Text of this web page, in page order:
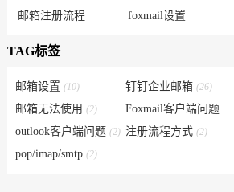
邮箱注册流程
foxmail设置
TAG标签
邮箱设置 (10) 钉钉企业邮箱 (26)
邮箱无法使用 (2)
outlook客户端问题 (2) 注册流程方式 (2)
pop/imap/smtp (2)